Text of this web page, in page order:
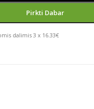
Pirkti Dabar
dalimis 3 x 16.33€